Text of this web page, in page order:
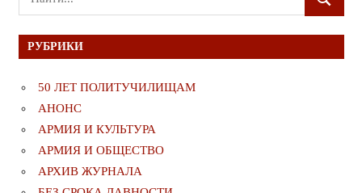
для:
ПОИСК
РУБРИКИ
50 ЛЕТ ПОЛИТУЧИЛИЩАМ
АНОНС
АРМИЯ И КУЛЬТУРА
АРМИЯ И ОБЩЕСТВО
АРХИВ ЖУРНАЛА